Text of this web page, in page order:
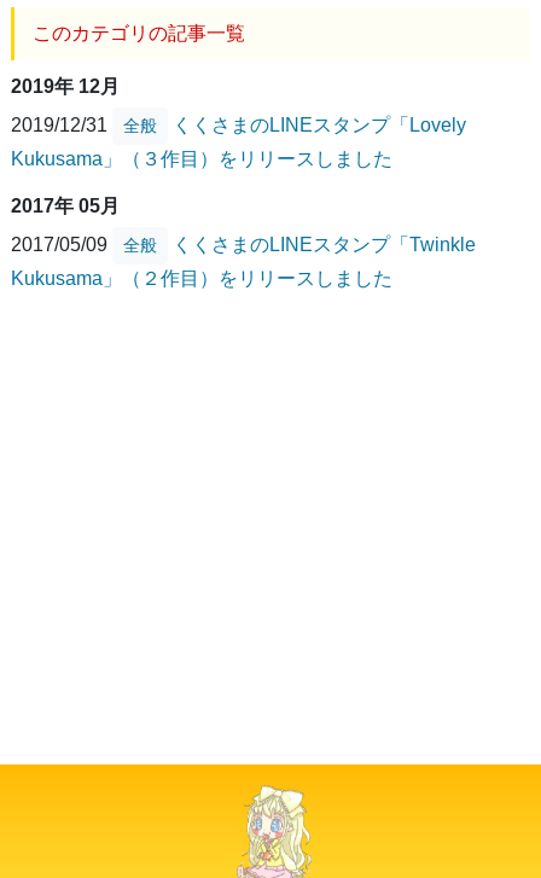
このカテゴリの記事一覧
2019年 12月
2019/12/31
全般
くくさまのLINEスタンプ「Lovely
Kukusama」（３作目）をリリースしました
2017年 05月
2017/05/09
全般
くくさまのLINEスタンプ「Twinkle
Kukusama」（２作目）をリリースしました